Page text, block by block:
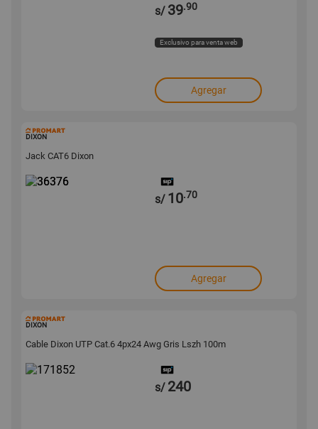
s/ 39.90
Exclusivo para venta web
Agregar
DIXON
Jack CAT6 Dixon
s/ 10.70
Agregar
DIXON
Cable Dixon UTP Cat.6 4px24 Awg Gris Lszh 100m
s/ 240